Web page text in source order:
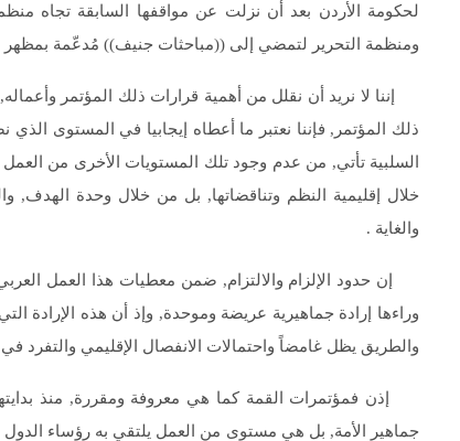
لحكومة الأردن بعد أن نزلت عن مواقفها السابقة تجاه
ومنظمة التحرير لتمضي إلى ((مباحثات جنيف)) مُدعّمة
إننا لا نريد أن نقلل من أهمية قرارات ذلك المؤتمر
ذلك المؤتمر, فإننا نعتبر ما أعطاه إيجابيا في المستوى
السلبية تأتي, من عدم وجود تلك المستويات الأخرى من
خلال إقليمية النظم وتناقضاتها, بل من خلال وحدة الهدف,
والغاية .
إن حدود الإلزام والالتزام, ضمن معطيات هذا العمل
وراءها إرادة جماهيرية عريضة وموحدة, وإذ أن هذه
والطريق يظل غامضاً واحتمالات الانفصال الإقليمي والتفرد
إذن فمؤتمرات القمة كما هي معروفة ومقررة, منذ
جماهير الأمة, بل هي مستوى من العمل يلتقي به رؤساء